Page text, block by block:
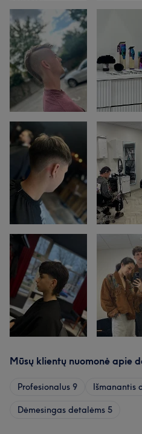
Mūsų klientų nuomonė apie
Profesionalus 9 Išmanantis
Dėmesingas detalėms 5